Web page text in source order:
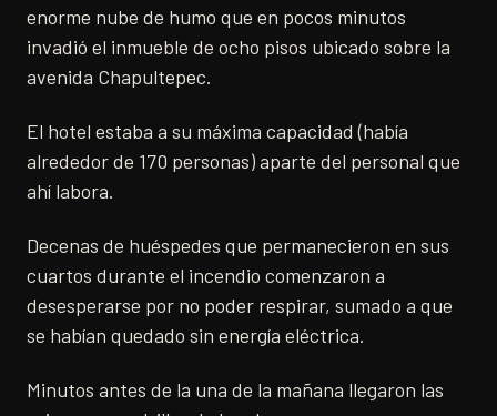
enorme nube de humo que en pocos minutos
invadió el inmueble de ocho pisos ubicado sobre la
avenida Chapultepec.
El hotel estaba a su máxima capacidad (había
alrededor de 170 personas) aparte del personal que
ahí labora.
Decenas de huéspedes que permanecieron en sus
cuartos durante el incendio comenzaron a
desesperarse por no poder respirar, sumado a que
se habían quedado sin energía eléctrica.
Minutos antes de la una de la mañana llegaron las